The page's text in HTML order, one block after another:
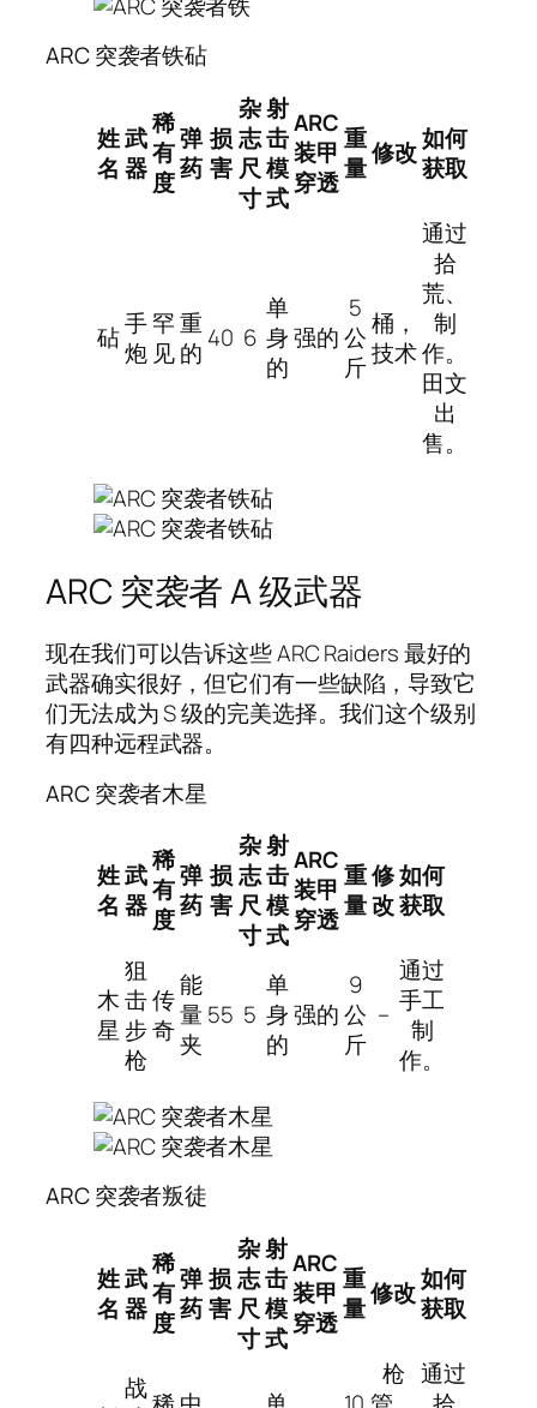
ARC 突袭者铁砧
姓
名
武
器
稀
有
度
弹
药
损
害
杂
志
尺
寸
射
击
模
式
ARC
装甲
穿透
重
量修改如何
获取
砧手
炮
罕
见
重
的 40 6
单
身
的
强的
5
公
斤
桶，
技术
通过
拾
荒、
制
作。
田文
出
售。
ARC 突袭者 A 级武器
现在我们可以告诉这些 ARC Raiders 最好的
武器确实很好，但它们有一些缺陷，导致它
们无法成为 S 级的完美选择。我们这个级别
有四种远程武器。
ARC 突袭者木星
姓
名
武
器
稀
有
度
弹
药
损
害
杂
志
尺
寸
射
击
模
式
ARC
装甲
穿透
重
量
修
改
如何
获取
木
星
狙
击
步
枪
传
奇
能
量
夹
55 5
单
身
的
强的
9
公
斤
–
通过
手工
制
作。
ARC 突袭者叛徒
姓
名
武
器
稀
有
度
弹
药
损
害
杂
志
尺
寸
射
击
模
式
ARC
装甲
穿透
重
量修改如何
获取
战
枪 通过